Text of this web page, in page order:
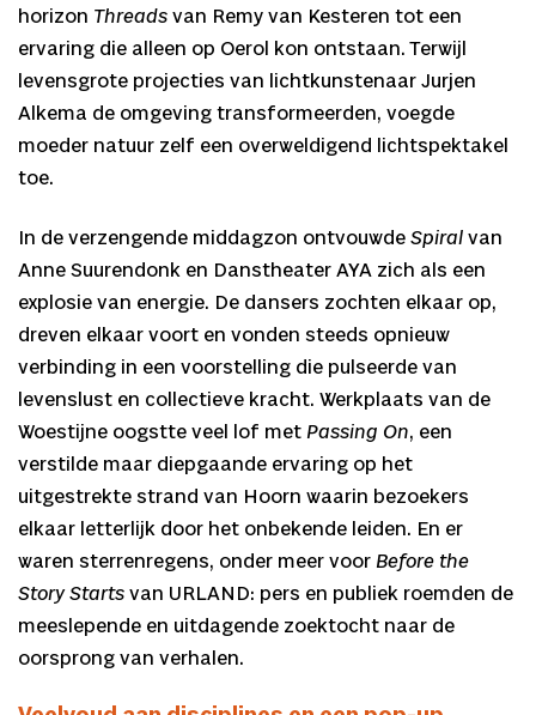
horizon Threads van Remy van Kesteren tot een
ervaring die alleen op Oerol kon ontstaan. Terwijl
levensgrote projecties van lichtkunstenaar Jurjen
Alkema de omgeving transformeerden, voegde
moeder natuur zelf een overweldigend lichtspektakel
toe.
In de verzengende middagzon ontvouwde Spiral van
Anne Suurendonk en Danstheater AYA zich als een
explosie van energie. De dansers zochten elkaar op,
dreven elkaar voort en vonden steeds opnieuw
verbinding in een voorstelling die pulseerde van
levenslust en collectieve kracht. Werkplaats van de
Woestijne oogstte veel lof met Passing On, een
verstilde maar diepgaande ervaring op het
uitgestrekte strand van Hoorn waarin bezoekers
elkaar letterlijk door het onbekende leiden. En er
waren sterrenregens, onder meer voor Before the
Story Starts van URLAND: pers en publiek roemden de
meeslepende en uitdagende zoektocht naar de
oorsprong van verhalen.